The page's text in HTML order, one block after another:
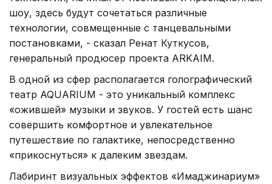
шоу, здесь будут сочетаться различные
технологии, совмещенные с танцевальными
постановками, - сказал Ренат Куткусов,
генеральный продюсер проекта ARKAIM.
В одной из сфер располагается голографический
театр AQUARIUM - это уникальный комплекс
«ожившей» музыки и звуков. У гостей есть шанс
совершить комфортное и увлекательное
путешествие по галактике, непосредственно
«прикоснуться» к далеким звездам.
Лабиринт визуальных эффектов «Имаджинариум»